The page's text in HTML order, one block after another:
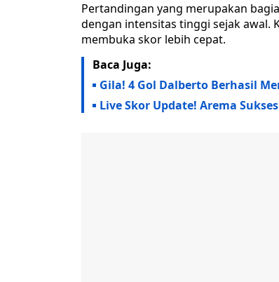
Pertandingan yang merupakan
dengan intensitas tinggi sejak awal.
membuka skor lebih cepat.
Baca Juga:
Gila! 4 Gol Dalberto Berhasil
Live Skor Update! Arema